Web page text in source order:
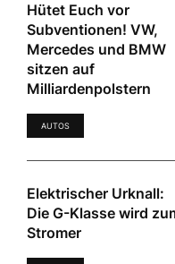
Hütet Euch vor
Subventionen! VW,
Mercedes und BMW
sitzen auf
Milliardenpolstern
AUTOS
Elektrischer Urknall:
Die G-Klasse wird
Stromer